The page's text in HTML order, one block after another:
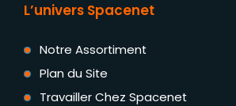
L’univers Spacenet
Notre Assortiment
Plan du Site
Travailler Chez Spacenet